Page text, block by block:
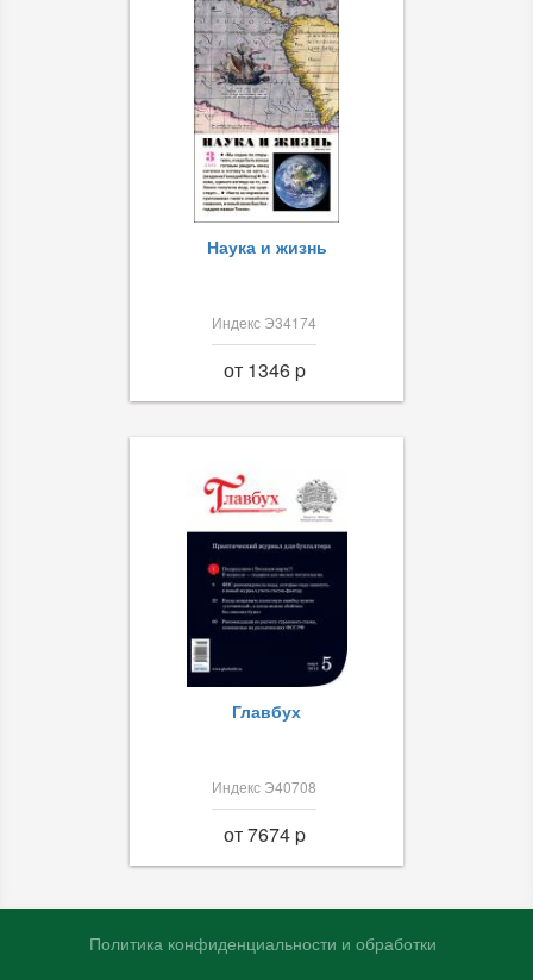
Наука и жизнь
Индекс Э34174
от 1346 p
Главбух
Индекс Э40708
от 7674 p
Политика конфиденциальности и обработки